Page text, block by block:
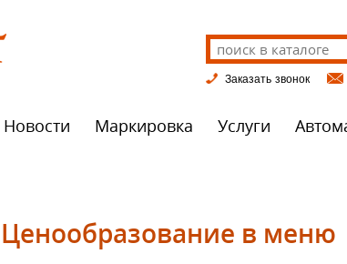
Заказать звонок
Новости Маркировка Услуги
Ценообразование в меню